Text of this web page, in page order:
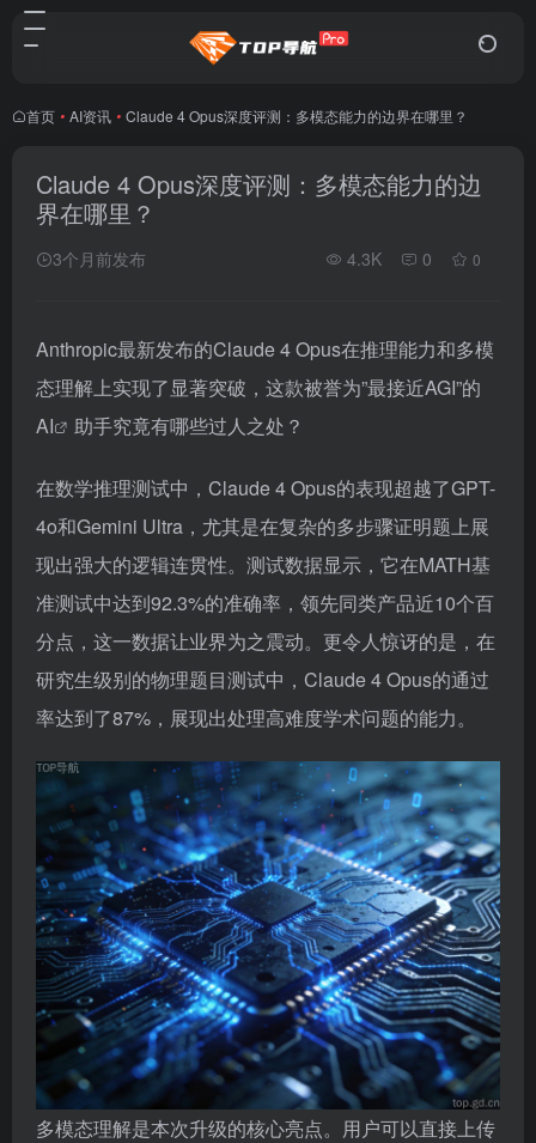
首页 • AI资讯 • Claude 4 Opus深度评测：多模态能力的边界在哪里？
Claude 4 Opus深度评测：多模态能力的边
界在哪里？
3个月前发布 4.3K 0 0
Anthropic最新发布的Claude 4 Opus在推理能力和多模
态理解上实现了显著突破，这款被誉为”最接近AGI”的
AI
助手究竟有哪些过人之处？
在数学推理测试中，Claude 4 Opus的表现超越了GPT-
4o和Gemini Ultra，尤其是在复杂的多步骤证明题上展
现出强大的逻辑连贯性。测试数据显示，它在MATH基
准测试中达到92.3%的准确率，领先同类产品近10个百
分点，这一数据让业界为之震动。更令人惊讶的是，在
研究生级别的物理题目测试中，Claude 4 Opus的通过
率达到了87%，展现出处理高难度学术问题的能力。
多模态理解是本次升级的核心亮点。用户可以直接上传